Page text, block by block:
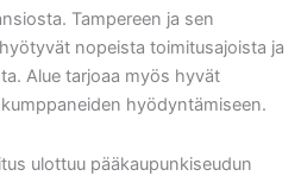
Tampereen ja sen
nopeista toimitusajoista ja
Alue tarjoaa myös hyvät
hyödyntämiseen.
ulottuu pääkaupunkiseudun